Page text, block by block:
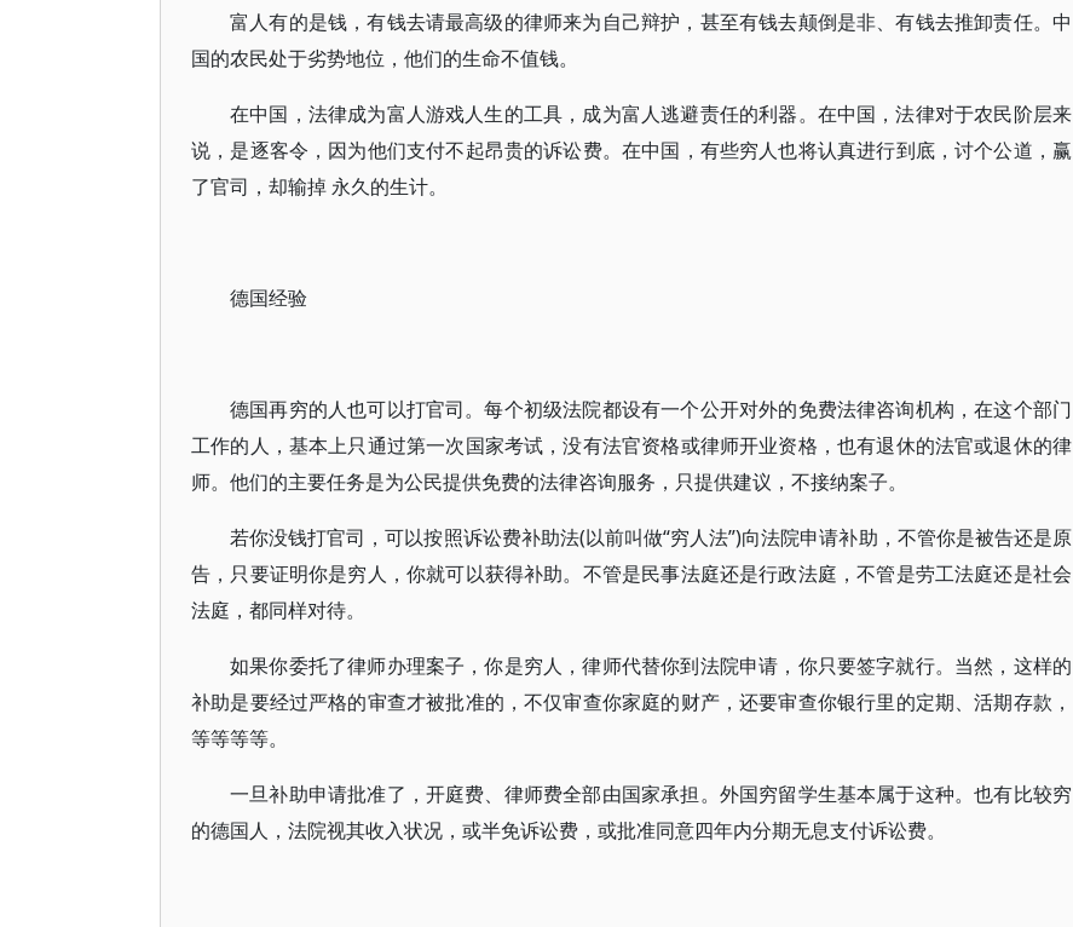
富人有的是钱，有钱去请最高级的律师来为自己辩护，甚至有钱去颠倒是非、有钱去推卸责任。中
国的农民处于劣势地位，他们的生命不值钱。
在中国，法律成为富人游戏人生的工具，成为富人逃避责任的利器。在中国，法律对于农民阶层来
说，是逐客令，因为他们支付不起昂贵的诉讼费。在中国，有些穷人也将认真进行到底，讨个公道，赢
了官司，却输掉 永久的生计。
德国经验
德国再穷的人也可以打官司。每个初级法院都设有一个公开对外的免费法律咨询机构，在这个部门
工作的人，基本上只通过第一次国家考试，没有法官资格或律师开业资格，也有退休的法官或退休的律
师。他们的主要任务是为公民提供免费的法律咨询服务，只提供建议，不接纳案子。
若你没钱打官司，可以按照诉讼费补助法(以前叫做“穷人法”)向法院申请补助，不管你是被告还是原
告，只要证明你是穷人，你就可以获得补助。不管是民事法庭还是行政法庭，不管是劳工法庭还是社会
法庭，都同样对待。
如果你委托了律师办理案子，你是穷人，律师代替你到法院申请，你只要签字就行。当然，这样的
补助是要经过严格的审查才被批准的，不仅审查你家庭的财产，还要审查你银行里的定期、活期存款，
等等等等。
一旦补助申请批准了，开庭费、律师费全部由国家承担。外国穷留学生基本属于这种。也有比较穷
的德国人，法院视其收入状况，或半免诉讼费，或批准同意四年内分期无息支付诉讼费。